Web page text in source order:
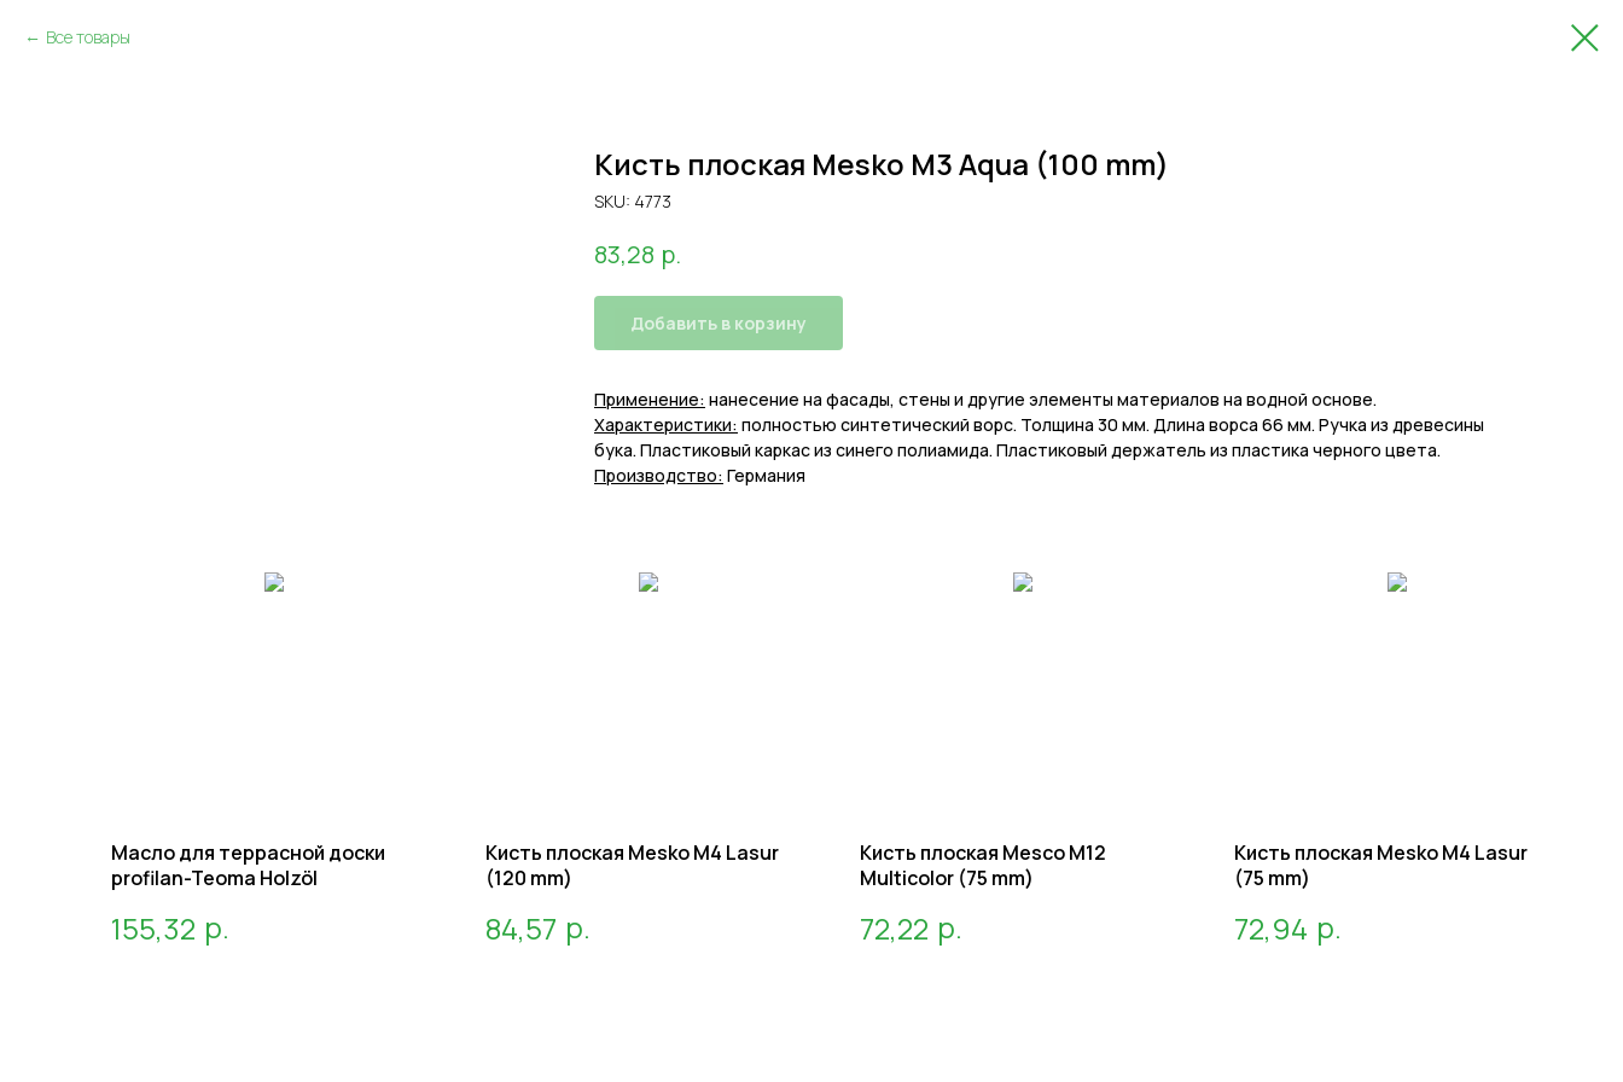
Все товары
Кисть плоская Mesko M3 Aqua (100 mm)
SKU: 4773
83,28 р.
Добавить в корзину
Применение: нанесение на фасады, стены и другие элементы материалов на водной основе.
Характеристики: полностью синтетический ворс. Толщина 30 мм. Длина ворса 66 мм. Ручка из древесины
бука. Пластиковый каркас из синего полиамида. Пластиковый держатель из пластика черного цвета.
Производство: Германия
Масло для террасной доски
profilan-Teoma Holzöl
155,32 р.
Кисть плоская Mesko M4 Lasur
(120 mm)
84,57 р.
Кисть плоская Mesco M12
Multicolor (75 mm)
72,22 р.
Кисть плоская Mesko M4 Lasur
(75 mm)
72,94 р.